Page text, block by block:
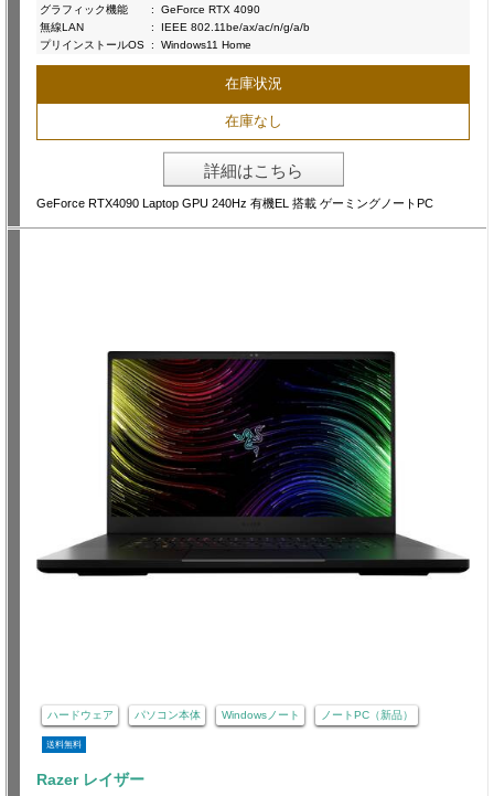
グラフィック機能
:
GeForce RTX 4090
無線LAN
:
IEEE 802.11be/ax/ac/n/g/a/b
プリインストールOS : Windows11 Home
在庫状況
在庫なし
詳細はこちら
GeForce RTX4090 Laptop GPU 240Hz 有機EL 搭載 ゲーミングノートPC
ハードウェア パソコン本体 Windowsノート ノートPC（新品）
送料無料
Razer レイザー